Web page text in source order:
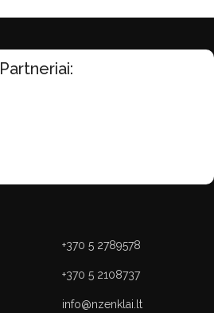
Partneriai:
+370 5 2789578
+370 5 2108737
info@nzenklai.lt